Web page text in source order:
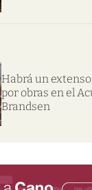
Habrá un
por obras en el
Brandsen